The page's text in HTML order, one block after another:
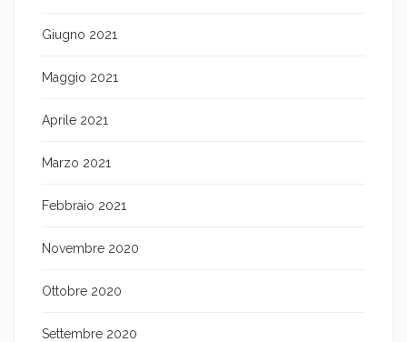
Giugno 2021
Maggio 2021
Aprile 2021
Marzo 2021
Febbraio 2021
Novembre 2020
Ottobre 2020
Settembre 2020